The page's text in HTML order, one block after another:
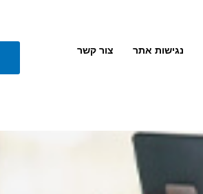
נגישות אתר צור קשר